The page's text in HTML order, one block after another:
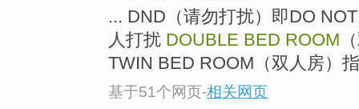
... DND（请勿打扰）即DO
人打扰 DOUBLE BED ROOM
TWIN BED ROOM（双人房）
基于51个网页-相关网页